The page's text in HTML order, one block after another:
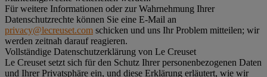
Für weitere Informationen oder zur Wahrnehmung Ihrer
Datenschutzrechte können Sie eine E-Mail an
privacy@lecreuset.com schicken und uns Ihr Problem mitteilen; wir
werden zeitnah darauf reagieren.
Vollständige Datenschutzerklärung von Le Creuset
Le Creuset setzt sich für den Schutz Ihrer personenbezogenen Daten
und Ihrer Privatsphäre ein, und diese Erklärung erläutert, wie wir